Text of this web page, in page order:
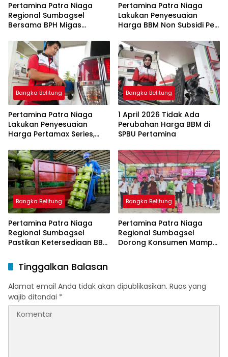
Pertamina Patra Niaga
Regional Sumbagsel
Bersama BPH Migas
Penyaluran BBM Subsidi
bagi Nelayan melalui
Aplikasi XSTAR
Pertamina Patra Niaga
Lakukan Penyesuaian
Harga BBM Non Subsidi Per
Bangka Belitung
Pertamina Patra Niaga
Lakukan Penyesuaian
Harga Pertamax Series,
Subsidi Tetap
Bangka Belitung
1 April 2026 Tidak Ada
Perubahan Harga BBM di
SPBU Pertamina
Bangka Belitung
Pertamina Patra Niaga
Regional Sumbagsel
Pastikan Ketersediaan BBM
Ramadan dan Menjelang
Idulfitri
Bangka Belitung
Pertamina Patra Niaga
Regional Sumbagsel
Dorong Konsumen Mampu
Tinggalkan Balasan
Alamat email Anda tidak akan dipublikasikan. Ruas yang
wajib ditandai *